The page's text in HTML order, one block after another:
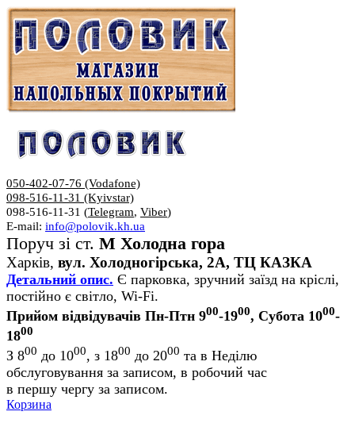
050-402-07-76 (Vodafone)
098-516-11-31 (Kyivstar)
098-516-11-31 (Telegram, Viber)
E-mail: info@polovik.kh.ua
Поруч зі ст. М Холодна гора
Харків, вул. Холодногірська, 2А, ТЦ КАЗКА
Детальний опис. Є парковка, зручний заїзд на кріслі,
постійно є світло, Wi-Fi.
Прийом відвідувачів Пн-Птн 900-1900, Субота 1000-
1800
З 800 до 1000, з 1800 до 2000 та в Неділю
обслуговування за записом, в робочий час
в першу чергу за записом.
Корзина